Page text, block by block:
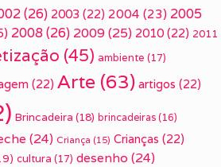
(26) 2003 (22) 2004 (23) 2005
2008(26) 2009(25) 2010 (22) 2011
(45) ambiente (17)
(22) Arte (63) artigos (22)
Brincadeira (18) brincadeiras (16)
(24) Criança (15) Crianças (22)
cultura (17) desenho (24)